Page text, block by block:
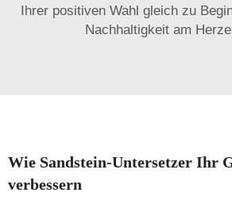
Ihrer positiven Wahl gleich zu
Nachhaltigkeit am
Wie Sandstein-Untersetzer Ihr
verbessern